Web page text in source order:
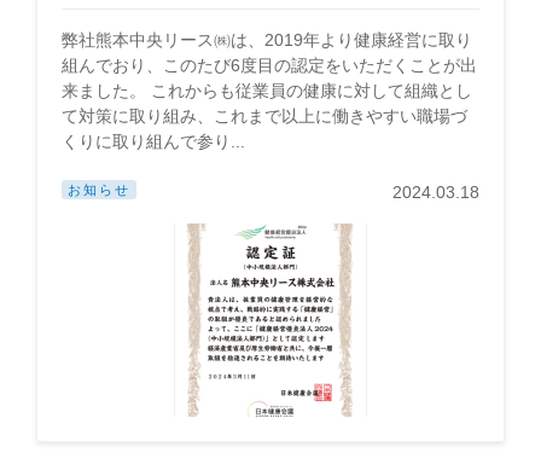
弊社熊本中央リース㈱は、2019年より健康経営に取り
組んでおり、このたび6度目の認定をいただくことが出
来ました。 これからも従業員の健康に対して組織とし
て対策に取り組み、これまで以上に働きやすい職場づ
くりに取り組んで参り...
お知らせ 2024.03.18